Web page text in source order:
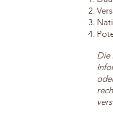
Die